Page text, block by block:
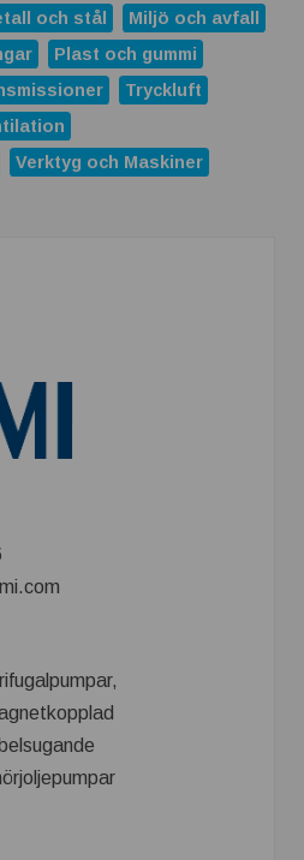
och stål
Miljö och avfall
Plast och gummi
Tryckluft
Verktyg och Maskiner